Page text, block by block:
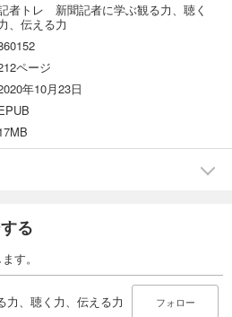
者トレ 新聞記者に学ぶ観る力、聴く
、伝える力
ページ
年10月23日
る
す。
、聴く力、伝える力 フォロー